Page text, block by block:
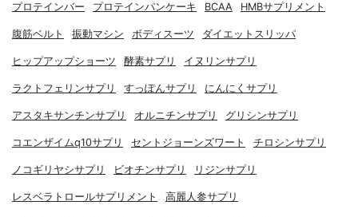
プロテインバー プロテインパンケーキ BCAA HMBサプリメント
腹筋ベルト 振動マシン ボディスーツ ダイエットスリッパ
ヒップアップショーツ 酵素サプリ イヌリンサプリ
ラクトフェリンサプリ すっぽんサプリ にんにくサプリ
アスタキサンチンサプリ オルニチンサプリ グリシンサプリ
コエンザイムq10サプリ セントジョーンズワート チロシンサプリ
ノコギリヤシサプリ ビオチンサプリ リジンサプリ
レスベラトロールサプリメント 高麗人参サプリ